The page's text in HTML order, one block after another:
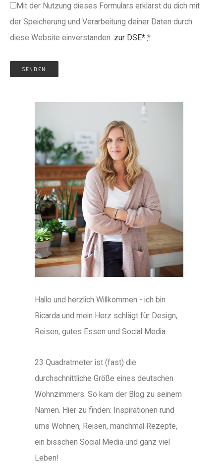
Mit der Nutzung dieses Formulars erklärst du dich mit
der Speicherung und Verarbeitung deiner Daten durch
diese Website einverstanden. zur DSE* *
Hallo und herzlich Willkommen - ich bin
Ricarda und mein Herz schlägt für Design,
Reisen, gutes Essen und Social Media.
23 Quadratmeter ist (fast) die
durchschnittliche Größe eines deutschen
Wohnzimmers. So kam der Blog zu seinem
Namen. Hier zu finden: Inspirationen rund
ums Wohnen, Reisen, manchmal Rezepte,
ein bisschen Social Media und ganz viel
Leben!